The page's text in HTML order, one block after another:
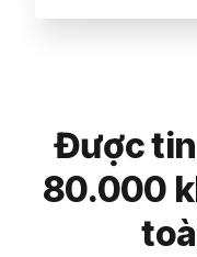
Được
80.000